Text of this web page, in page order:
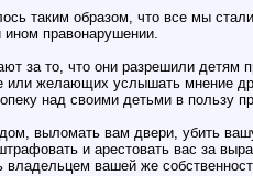
таким образом, что все мы
правонарушении.
за то, что они разрешили детям
или желающих услышать мнение
над своими детьми в пользу
выломать вам двери, убить
и арестовать вас за
владельцем вашей же